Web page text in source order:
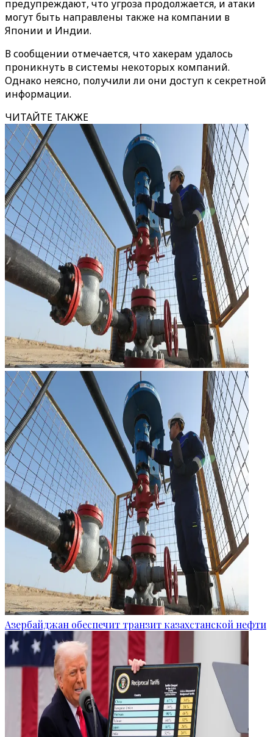
предупреждают, что угроза продолжается, и атаки
могут быть направлены также на компании в
Японии и Индии.
В сообщении отмечается, что хакерам удалось
проникнуть в системы некоторых компаний.
Однако неясно, получили ли они доступ к секретной
информации.
ЧИТАЙТЕ ТАКЖЕ
Азербайджан обеспечит транзит казахстанской нефти